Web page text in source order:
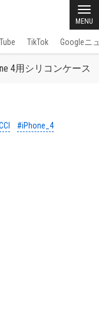
MENU
TikTok Googleニ
4用シリコンケース
#iPhone_4